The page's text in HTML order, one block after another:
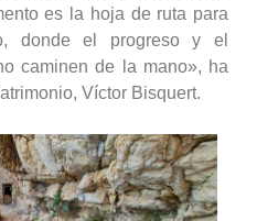
es la hoja de ruta para
donde el progreso y el
caminen de la mano», ha
Víctor Bisquert.